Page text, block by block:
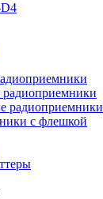
радиоприемники
с флешкой